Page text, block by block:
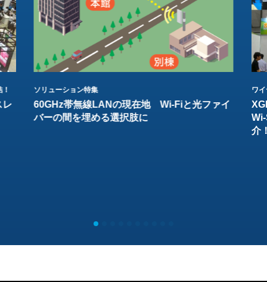
レ
ソリューション特集
60GHz帯無線LANの現在地 Wi-Fiと光ファイ
バーの間を埋める選択肢に
ワ
介